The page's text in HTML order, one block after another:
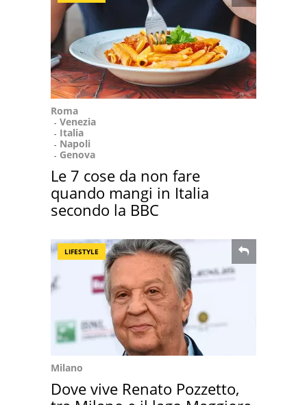
Roma
Venezia
Italia
Napoli
Genova
Le 7 cose da non fare
quando mangi in Italia
secondo la BBC
LIFESTYLE
Milano
Dove vive Renato Pozzetto,